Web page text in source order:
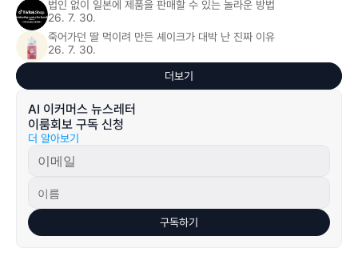
법인 없이 일본에 제품을 판매할 수 있는 놀라운 방법
26. 7. 30.
죽어가던 딸 먹이려 만든 셰이크가 대박 난 진짜 이유
26. 7. 30.
더보기
AI 이커머스 뉴스레터
이룸회보 구독 신청
더 알아보기
구독하기